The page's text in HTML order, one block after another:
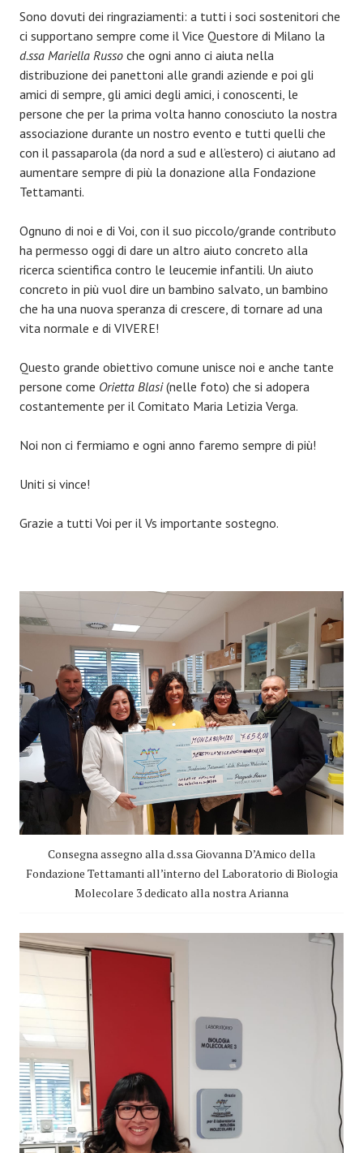
Sono dovuti dei ringraziamenti: a tutti i soci sostenitori che
ci supportano sempre come il Vice Questore di Milano la
d.ssa Mariella Russo che ogni anno ci aiuta nella
distribuzione dei panettoni alle grandi aziende e poi gli
amici di sempre, gli amici degli amici, i conoscenti, le
persone che per la prima volta hanno conosciuto la nostra
associazione durante un nostro evento e tutti quelli che
con il passaparola (da nord a sud e all’estero) ci aiutano ad
aumentare sempre di più la donazione alla Fondazione
Tettamanti.
Ognuno di noi e di Voi, con il suo piccolo/grande contributo
ha permesso oggi di dare un altro aiuto concreto alla
ricerca scientifica contro le leucemie infantili. Un aiuto
concreto in più vuol dire un bambino salvato, un bambino
che ha una nuova speranza di crescere, di tornare ad una
vita normale e di VIVERE!
Questo grande obiettivo comune unisce noi e anche tante
persone come Orietta Blasi(nelle foto) che si adopera
costantemente per il Comitato Maria Letizia Verga.
Noi non ci fermiamo e ogni anno faremo sempre di più!
Uniti si vince!
Grazie a tutti Voi per il Vs importante sostegno.
Consegna assegno alla d.ssa Giovanna D’Amico della
Fondazione Tettamanti all’interno del Laboratorio di Biologia
Molecolare 3 dedicato alla nostra Arianna